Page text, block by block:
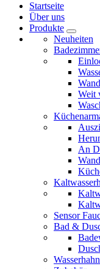
Startseite
Über uns
Produkte
Neuheiten
Weit
An
Sensor
Bad &